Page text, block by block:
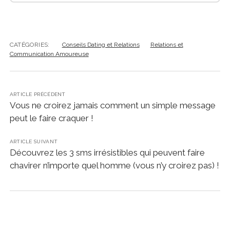
CATÉGORIES: Conseils Dating et Relations
Relations et
Communication Amoureuse
ARTICLE PRÉCÉDENT
Vous ne croirez jamais comment un simple message
peut le faire craquer !
ARTICLE SUIVANT
Découvrez les 3 sms irrésistibles qui peuvent faire
chavirer n’importe quel homme (vous n’y croirez pas) !